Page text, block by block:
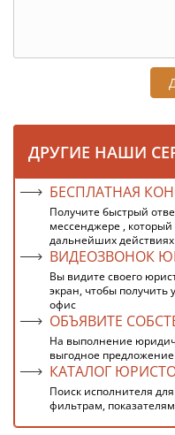
ДРУГИЕ НАШИ
БЕСПЛАТНАЯ
Получите быстрый
мессенджере ,
дальнейших действиях
ВИДЕОЗВОНОК
Вы видите своего
экран, чтобы получить
офис
ОБЪЯВИТЕ
На выполнение
выгодное предложение
КАТАЛОГ
Поиск исполнителя
фильтрам,